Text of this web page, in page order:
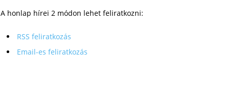
A honlap hírei 2 módon lehet feliratkozni:
RSS feliratkozás
Email-es feliratkozás